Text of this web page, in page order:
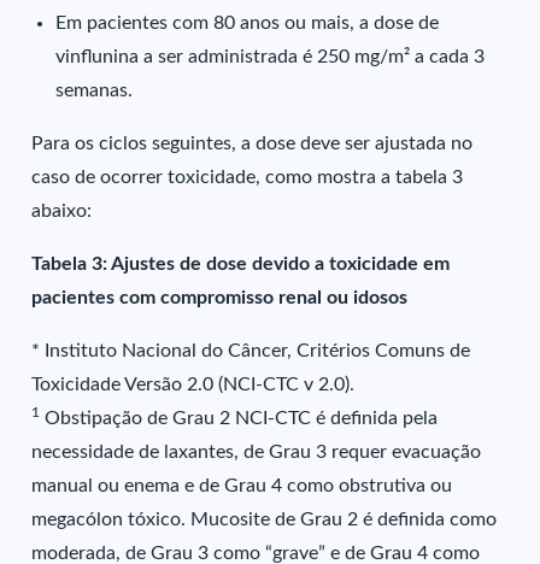
Em pacientes com 80 anos ou mais, a dose de
vinflunina a ser administrada é 250 mg/m² a cada 3
semanas.
Para os ciclos seguintes, a dose deve ser ajustada no
caso de ocorrer toxicidade, como mostra a tabela 3
abaixo:
Tabela 3: Ajustes de dose devido a toxicidade em
pacientes com compromisso renal ou idosos
* Instituto Nacional do Câncer, Critérios Comuns de
Toxicidade Versão 2.0 (NCI-CTC v 2.0).
1 Obstipação de Grau 2 NCI-CTC é definida pela
necessidade de laxantes, de Grau 3 requer evacuação
manual ou enema e de Grau 4 como obstrutiva ou
megacólon tóxico. Mucosite de Grau 2 é definida como
moderada, de Grau 3 como “grave” e de Grau 4 como